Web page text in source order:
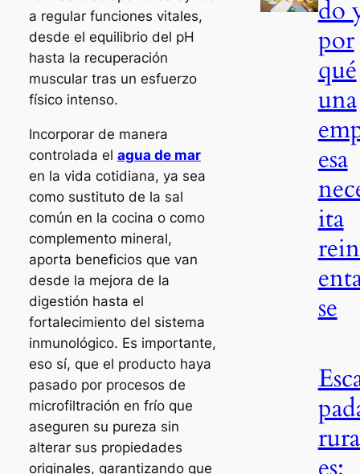
a regular funciones vitales,
desde el equilibrio del pH
hasta la recuperación
muscular tras un esfuerzo
físico intenso.
Incorporar de manera
controlada el agua de mar
en la vida cotidiana, ya sea
como sustituto de la sal
común en la cocina o como
complemento mineral,
aporta beneficios que van
desde la mejora de la
digestión hasta el
fortalecimiento del sistema
inmunológico. Es importante,
eso sí, que el producto haya
pasado por procesos de
microfiltración en frío que
aseguren su pureza sin
alterar sus propiedades
originales, garantizando que
do
por
qué
una
esa
ita
se